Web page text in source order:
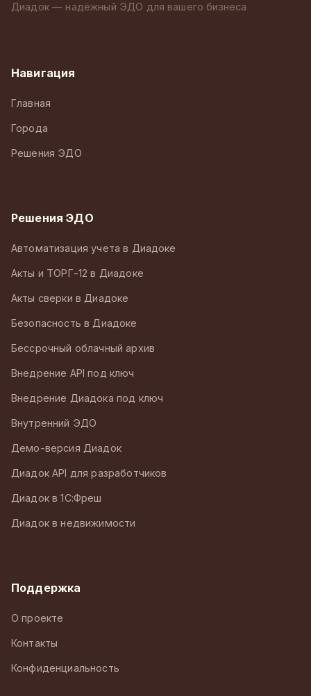
Диадок — надёжный ЭДО для вашего бизнеса
Навигация
Главная
Города
Решения ЭДО
Решения ЭДО
Автоматизация учета в Диадоке
Акты и ТОРГ-12 в Диадоке
Акты сверки в Диадоке
Безопасность в Диадоке
Бессрочный облачный архив
Внедрение API под ключ
Внедрение Диадока под ключ
Внутренний ЭДО
Демо-версия Диадок
Диадок API для разработчиков
Диадок в 1С:Фреш
Диадок в недвижимости
Поддержка
О проекте
Контакты
Конфиденциальность